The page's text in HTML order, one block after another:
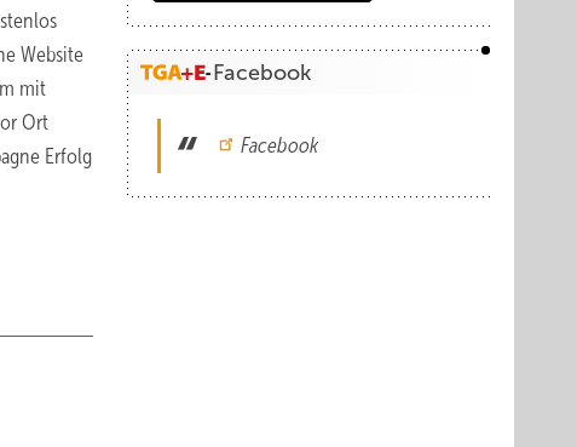
Website
mit
Ort
Erfolg
Facebook
Facebook